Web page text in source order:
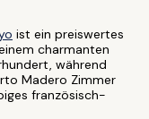
ist ein preiswertes
charmanten
während
Madero Zimmer
französisch-